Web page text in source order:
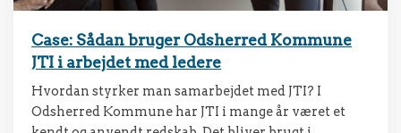
Case: Sådan bruger Odsherred Kommune
JTI i arbejdet med ledere
Hvordan styrker man samarbejdet med JTI? I
Odsherred Kommune har JTI i mange år været et